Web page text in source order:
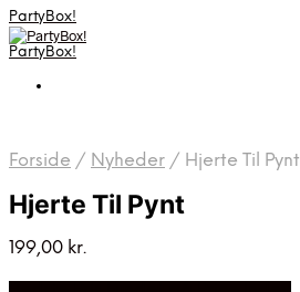
PartyBox!
PartyBox!
Forside / Nyheder / Hjerte Til Pynt
Hjerte Til Pynt
199,00 kr.